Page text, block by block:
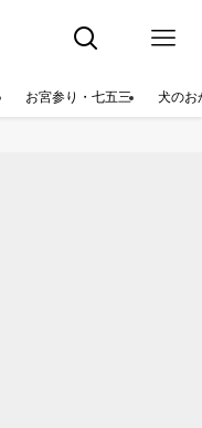
お宮参り・七五三 犬のお